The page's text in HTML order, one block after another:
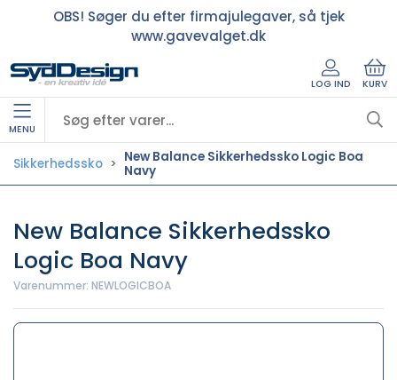
OBS! Søger du efter firmajulegaver, så tjek
www.gavevalget.dk
LOG IND KURV
MENU
Sikkerhedssko
New Balance Sikkerhedssko Logic Boa
Navy
New Balance Sikkerhedssko
Logic Boa Navy
Varenummer: NEWLOGICBOA